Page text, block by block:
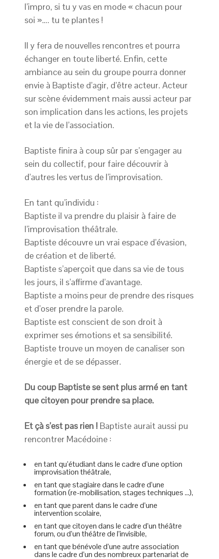
l’impro, si tu y vas en mode « chacun pour
soi »…. tu te plantes !
Il y fera de nouvelles rencontres et pourra
échanger en toute liberté. Enfin, cette
ambiance au sein du groupe pourra donner
envie à Baptiste d’agir, d’être acteur. Acteur
sur scène évidemment mais aussi acteur par
son implication dans les actions, les projets
et la vie de l’association.
Baptiste finira à coup sûr par s’engager au
sein du collectif, pour faire découvrir à
d’autres les vertus de l’improvisation.
En tant qu’individu :
Baptiste il va prendre du plaisir à faire de
l’improvisation théâtrale.
Baptiste découvre un vrai espace d’évasion,
de création et de liberté.
Baptiste s’aperçoit que dans sa vie de tous
les jours, il s’affirme d’avantage.
Baptiste a moins peur de prendre des risques
et d’oser prendre la parole.
Baptiste est conscient de son droit à
exprimer ses émotions et sa sensibilité.
Baptiste trouve un moyen de canaliser son
énergie et de se dépasser.
Du coup Baptiste se sent plus armé en tant
que citoyen pour prendre sa place.
Et çà s’est pas rien ! Baptiste aurait aussi pu
rencontrer Macédoine :
en tant qu’étudiant dans le cadre d’une option
improvisation théâtrale,
en tant que stagiaire dans le cadre d’une
formation (re-mobilisation, stages techniques …),
en tant que parent dans le cadre d’une
intervention scolaire,
en tant que citoyen dans le cadre d’un théâtre
forum, ou d’un théâtre de l’invisible,
en tant que bénévole d’une autre association
dans le cadre d’un des nombreux partenariat de